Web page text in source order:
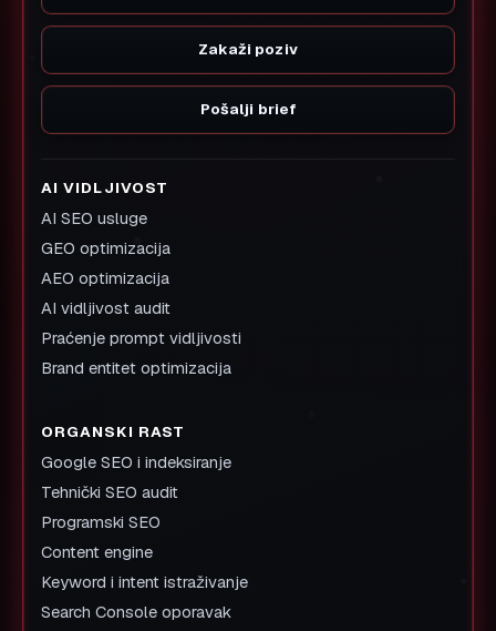
Zakaži poziv
Pošalji brief
AI VIDLJIVOST
AI SEO usluge
GEO optimizacija
AEO optimizacija
AI vidljivost audit
Praćenje prompt vidljivosti
Brand entitet optimizacija
ORGANSKI RAST
Google SEO i indeksiranje
Tehnički SEO audit
Programski SEO
Content engine
Keyword i intent istraživanje
Search Console oporavak